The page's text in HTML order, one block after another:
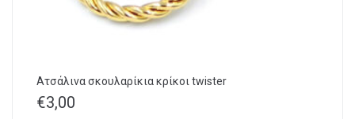
Ατσάλινα σκουλαρίκια κρίκοι twister
€3,00